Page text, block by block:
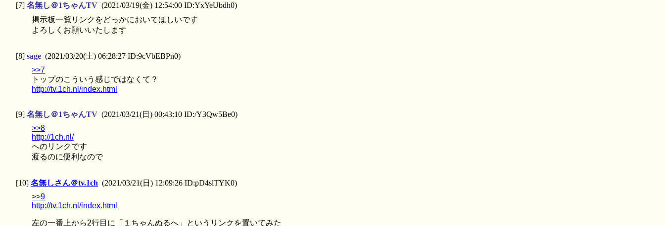
[7] 名無し＠1ちゃんTV (2021/03/19(金) 12:54:00 ID:YxYeUbdh0)
掲示板一覧リンクをどっかにおいてほしいです
よろしくお願いいたします
[8] sage (2021/03/20(土) 06:28:27 ID:9cVbEBPn0)
>>7
トップのこういう感じではなくて？
http://tv.1ch.nl/index.html
[9] 名無し＠1ちゃんTV (2021/03/21(日) 00:43:10 ID:/Y3Qw5Be0)
>>8
http://1ch.nl/
へのリンクです
渡るのに便利なので
[10] 名無しさん＠tv.1ch (2021/03/21(日) 12:09:26 ID:pD4slTYK0)
>>9
http://tv.1ch.nl/index.html
左の一番上から2行目に「１ちゃんぬるへ」というリンクを置いてみた